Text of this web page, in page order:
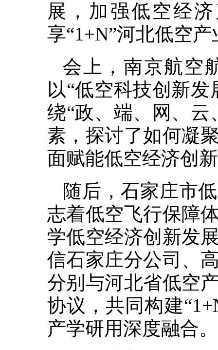
展，加强低空经
享“1+N”河北低空
会上，南京航空
以“低空科技创新
绕“政、端、网、
素，探讨了如何凝
面赋能低空经济创
随后，石家庄市
志着低空飞行保障
学低空经济创新发
信石家庄分公司、
分别与河北省低空
协议，共同构建
产学研用深度融合。